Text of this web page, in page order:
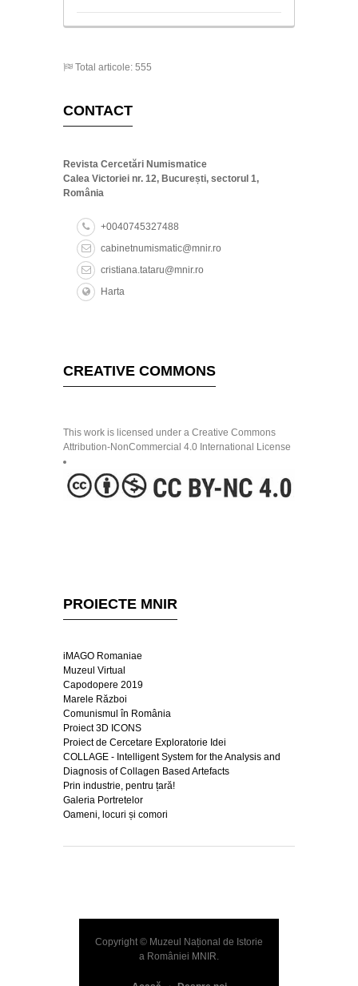
Total articole: 555
CONTACT
Revista Cercetări Numismatice
Calea Victoriei nr. 12, București, sectorul 1,
România
+0040745327488
cabinetnumismatic@mnir.ro
cristiana.tataru@mnir.ro
Harta
CREATIVE COMMONS
This work is licensed under a Creative Commons
Attribution-NonCommercial 4.0 International License
PROIECTE MNIR
iMAGO Romaniae
Muzeul Virtual
Capodopere 2019
Marele Război
Comunismul în România
Proiect 3D ICONS
Proiect de Cercetare Exploratorie Idei
COLLAGE - Intelligent System for the Analysis and
Diagnosis of Collagen Based Artefacts
Prin industrie, pentru țară!
Galeria Portretelor
Oameni, locuri și comori
Copyright © Muzeul Național de Istorie
a României MNIR.